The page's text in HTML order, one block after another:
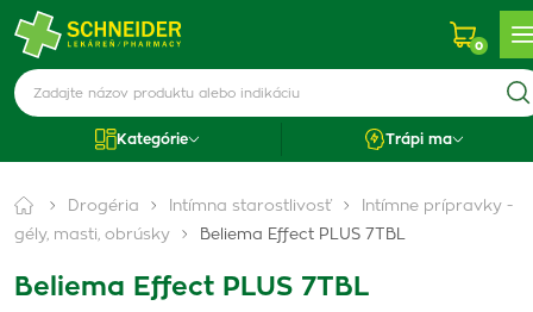
0
Kategórie Trápi ma
Drogéria Intímna starostlivosť
Intímne prípravky -
gély, masti, obrúsky
Beliema Effect PLUS 7TBL
Beliema Effect PLUS 7TBL